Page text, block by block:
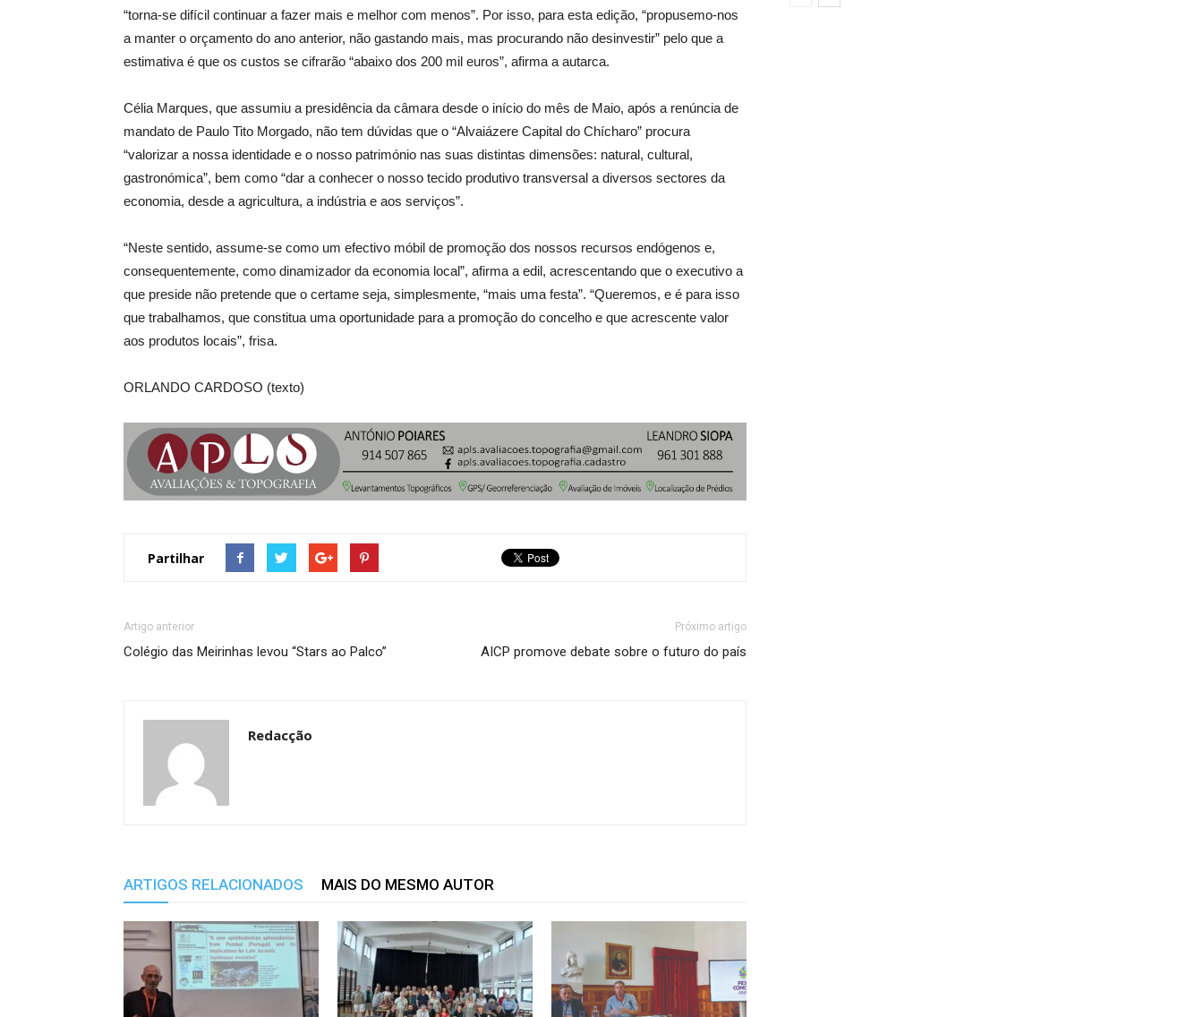
“torna-se difícil continuar a fazer mais e melhor com menos”. Por isso, para esta edição, “propusemo-nos
a manter o orçamento do ano anterior, não gastando mais, mas procurando não desinvestir” pelo que a
estimativa é que os custos se cifrarão “abaixo dos 200 mil euros”, afirma a autarca.
Célia Marques, que assumiu a presidência da câmara desde o início do mês de Maio, após a renúncia de
mandato de Paulo Tito Morgado, não tem dúvidas que o “Alvaiázere Capital do Chícharo” procura
“valorizar a nossa identidade e o nosso património nas suas distintas dimensões: natural, cultural,
gastronómica”, bem como “dar a conhecer o nosso tecido produtivo transversal a diversos sectores da
economia, desde a agricultura, a indústria e aos serviços”.
“Neste sentido, assume-se como um efectivo móbil de promoção dos nossos recursos endógenos e,
consequentemente, como dinamizador da economia local”, afirma a edil, acrescentando que o executivo a
que preside não pretende que o certame seja, simplesmente, “mais uma festa”. “Queremos, e é para isso
que trabalhamos, que constitua uma oportunidade para a promoção do concelho e que acrescente valor
aos produtos locais”, frisa.
ORLANDO CARDOSO (texto)
Partilhar
Artigo anterior
Colégio das Meirinhas levou “Stars ao Palco”
Próximo artigo
AICP promove debate sobre o futuro do país
Redacção
ARTIGOS RELACIONADOS MAIS DO MESMO AUTOR